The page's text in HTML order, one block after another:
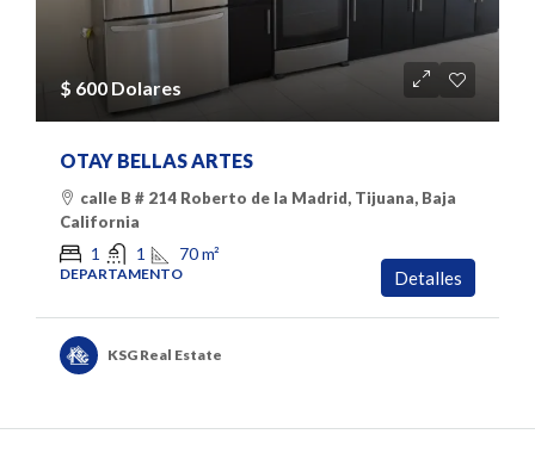
$ 600 Dolares
OTAY BELLAS ARTES
calle B # 214 Roberto de la Madrid, Tijuana, Baja
California
1 1 70m²
DEPARTAMENTO Detalles
KSG Real Estate